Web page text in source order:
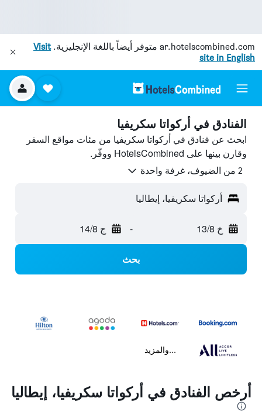
ar.hotelscombined.com متوفر أيضاً باللغة الإنجليزية.Visit
site in English
الفنادق في أركواتا سكريفيا
ابحث عن فنادق في أركواتا سكريفيا من مئات مواقع السفر
وقارن بينها على HotelsCombined ووفّر.
2 من الضيوف، غرفة واحدة
أركواتا سكريفيا، إيطاليا
خ 13/8 - ج 14/8
بحث
...والمزيد
أرخص الفنادق في أركواتا سكريفيا، إيطاليا